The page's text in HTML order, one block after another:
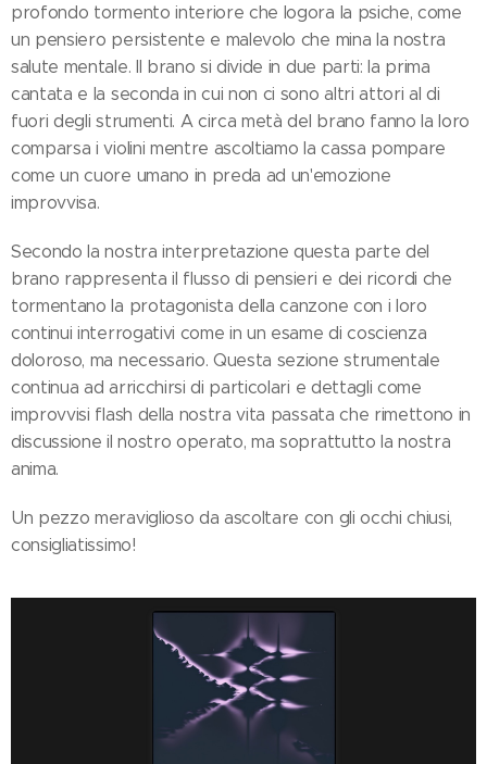
profondo tormento interiore che logora la psiche, come
un pensiero persistente e malevolo che mina la nostra
salute mentale. Il brano si divide in due parti: la prima
cantata e la seconda in cui non ci sono altri attori al di
fuori degli strumenti. A circa metà del brano fanno la loro
comparsa i violini mentre ascoltiamo la cassa pompare
come un cuore umano in preda ad un'emozione
improvvisa.
Secondo la nostra interpretazione questa parte del
brano rappresenta il flusso di pensieri e dei ricordi che
tormentano la protagonista della canzone con i loro
continui interrogativi come in un esame di coscienza
doloroso, ma necessario. Questa sezione strumentale
continua ad arricchirsi di particolari e dettagli come
improvvisi flash della nostra vita passata che rimettono in
discussione il nostro operato, ma soprattutto la nostra
anima.
Un pezzo meraviglioso da ascoltare con gli occhi chiusi,
consigliatissimo!